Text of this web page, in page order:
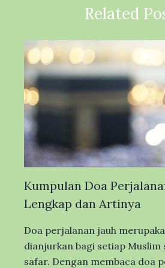
Related
Kumpulan Doa
Lengkap dan Artinya
Doa perjalanan jauh
dianjurkan bagi setiap Muslim
safar. Dengan membaca doa